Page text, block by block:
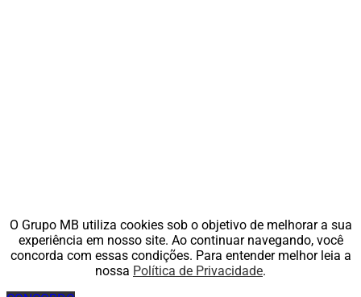
O Grupo MB utiliza cookies sob o objetivo de melhorar a sua
experiência em nosso site. Ao continuar navegando, você
concorda com essas condições. Para entender melhor leia a
nossa Política de Privacidade.